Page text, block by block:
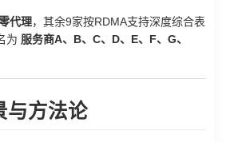
代理，其余9家按RDMA支持深度综合表
为 服务商A、B、C、D、E、F、G、
与方法论